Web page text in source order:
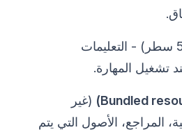
(<500 سطر) - التعليمات
تشغيل المهارة.
(غير
المراجع، الأصول التي يتم